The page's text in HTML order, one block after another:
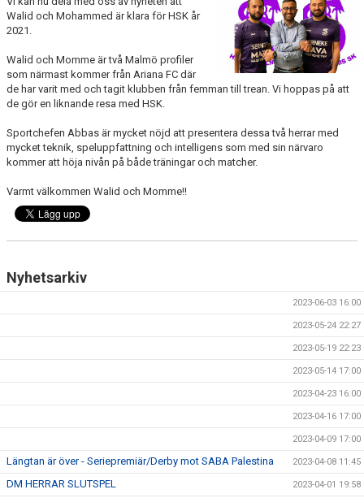
DOKUMENT
KONTAKT
Walid och Mohammed är klara för HSK år
2021.
Walid och Momme är två Malmö profiler
som närmast kommer från Ariana FC där
de har varit med och tagit klubben från femman till trean. Vi hoppas på att
de gör en liknande resa med HSK.
Sportchefen Abbas är mycket nöjd att presentera dessa två herrar med
mycket teknik, speluppfattning och intelligens som med sin närvaro
kommer att höja nivån på både träningar och matcher.
Varmt välkommen Walid och Momme!!
Nyhetsarkiv
2023-06-03 16:00
2023-05-24 22:27
2023-05-19 22:23
2023-05-14 17:00
2023-04-23 16:00
2023-04-16 17:00
2023-04-09 17:00
Längtan är över - Seriepremiär/Derby mot SABA Palestina 2023-04-08 11:45
DM HERRAR SLUTSPEL 2023-04-01 19:58